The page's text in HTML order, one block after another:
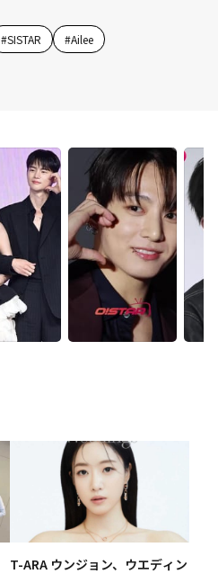
#SISTAR #Ailee
T-ARA ウンジョン、ウエディン